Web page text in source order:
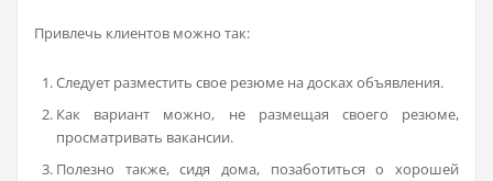
Привлечь клиентов можно так:
Следует разместить свое резюме на досках объявления.
Как вариант можно, не размещая своего резюме,
просматривать вакансии.
Полезно также, сидя дома, позаботиться о хорошей